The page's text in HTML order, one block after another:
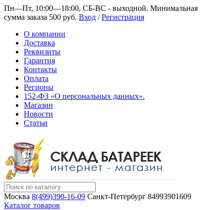
Пн—Пт, 10:00—18:00, СБ-ВС - выходной. Минимальная
сумма заказа 500 руб. Вход /Регистрация
О компании
Доставка
Реквизиты
Гарантия
Контакты
Оплата
Регионы
152-ФЗ «О персональных данных».
Магазин
Новости
Статьи
Москва 8(499)390-16-09 Санкт-Петербург 84993901609
Каталог товаров